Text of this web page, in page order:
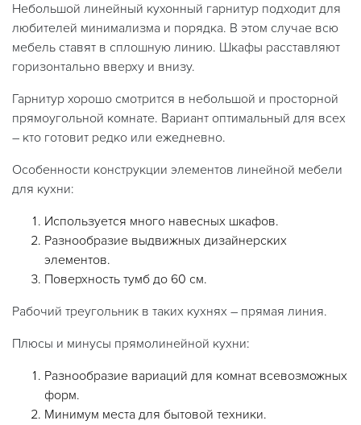
Небольшой линейный кухонный гарнитур подходит для
любителей минимализма и порядка. В этом случае всю
мебель ставят в сплошную линию. Шкафы расставляют
горизонтально вверху и внизу.
Гарнитур хорошо смотрится в небольшой и просторной
прямоугольной комнате. Вариант оптимальный для всех
– кто готовит редко или ежедневно.
Особенности конструкции элементов линейной мебели
для кухни:
Используется много навесных шкафов.
Разнообразие выдвижных дизайнерских
элементов.
Поверхность тумб до 60 см.
Рабочий треугольник в таких кухнях – прямая линия.
Плюсы и минусы прямолинейной кухни:
Разнообразие вариаций для комнат всевозможных
форм.
Минимум места для бытовой техники.